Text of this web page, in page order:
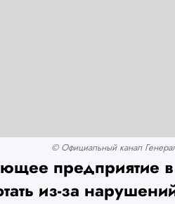
© Официальный канал
предприятие
из-за